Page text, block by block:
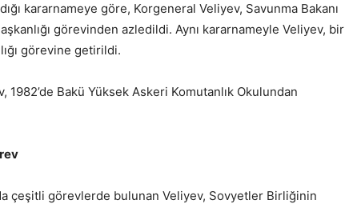
kararnameye göre, Korgeneral Veliyev, Savunma Bakanı
görevinden azledildi. Aynı kararnameyle Veliyev, bir
görevine getirildi.
1982’de Bakü Yüksek Askeri Komutanlık Okulundan
çeşitli görevlerde bulunan Veliyev, Sovyetler Birliğinin